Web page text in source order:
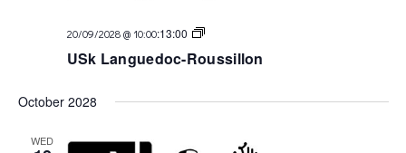
20/09/2028 @ 10:00:13:00
USk
USk Languedoc-Roussillon
October 2028
WED